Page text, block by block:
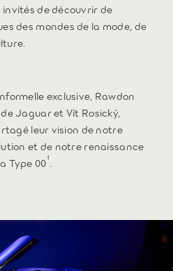
invités de découvrir de
des mondes de la mode, de
exclusive, Rawdon
Jaguar et Vít Rosický,
leur vision de notre
et de notre renaissance
Type 00†.